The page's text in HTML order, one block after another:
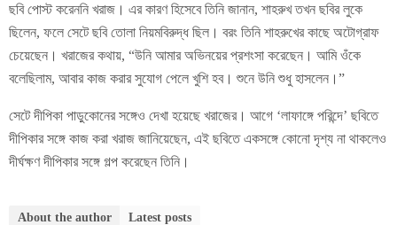
ছবি পোস্ট করেননি খরাজ। এর কারণ হিসেবে তিনি জানান, শাহরুখ তখন ছবির লুকে
ছিলেন, ফলে সেটে ছবি তোলা নিয়মবিরুদ্ধ ছিল। বরং তিনি শাহরুখের কাছে অটোগ্রাফ
চেয়েছেন। খরাজের কথায়, “উনি আমার অভিনয়ের প্রশংসা করেছেন। আমি ওঁকে
বলেছিলাম, আবার কাজ করার সুযোগ পেলে খুশি হব। শুনে উনি শুধু হাসলেন।”
সেটে দীপিকা পাড়ুকোনের সঙ্গেও দেখা হয়েছে খরাজের। আগে ‘লাফাঙ্গে পরিন্দে’ ছবিতে
দীপিকার সঙ্গে কাজ করা খরাজ জানিয়েছেন, এই ছবিতে একসঙ্গে কোনো দৃশ্য না থাকলেও
দীর্ঘক্ষণ দীপিকার সঙ্গে গল্প করেছেন তিনি।
About the author Latest posts